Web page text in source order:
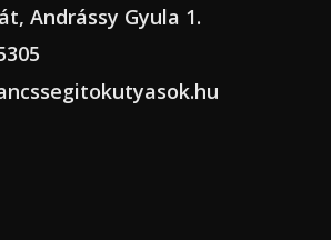
Andrássy Gyula 1.